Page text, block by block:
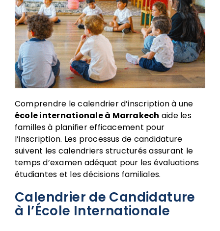
Comprendre le calendrier d’inscription à une
école internationale à Marrakech aide les
familles à planifier efficacement pour
l’inscription. Les processus de candidature
suivent les calendriers structurés assurant le
temps d’examen adéquat pour les évaluations
étudiantes et les décisions familiales.
Calendrier de Candidature
à l’École Internationale